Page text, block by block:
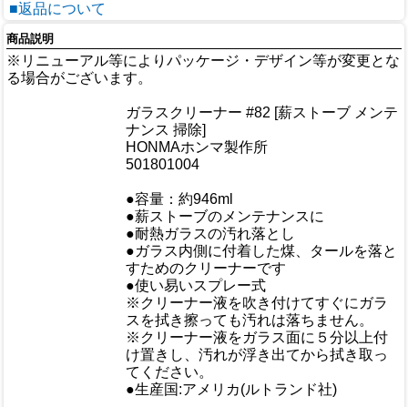
■返品について
商品説明
※リニューアル等によりパッケージ・デザイン等が変更とな
る場合がございます。
ガラスクリーナー #82 [薪ストーブ メンテ
ナンス 掃除]
HONMAホンマ製作所
501801004
●容量：約946ml
●薪ストーブのメンテナンスに
●耐熱ガラスの汚れ落とし
●ガラス内側に付着した煤、タールを落と
すためのクリーナーです
●使い易いスプレー式
※クリーナー液を吹き付けてすぐにガラ
スを拭き擦っても汚れは落ちません。
※クリーナー液をガラス面に５分以上付
け置きし、汚れが浮き出てから拭き取っ
てください。
●生産国:アメリカ(ルトランド社)